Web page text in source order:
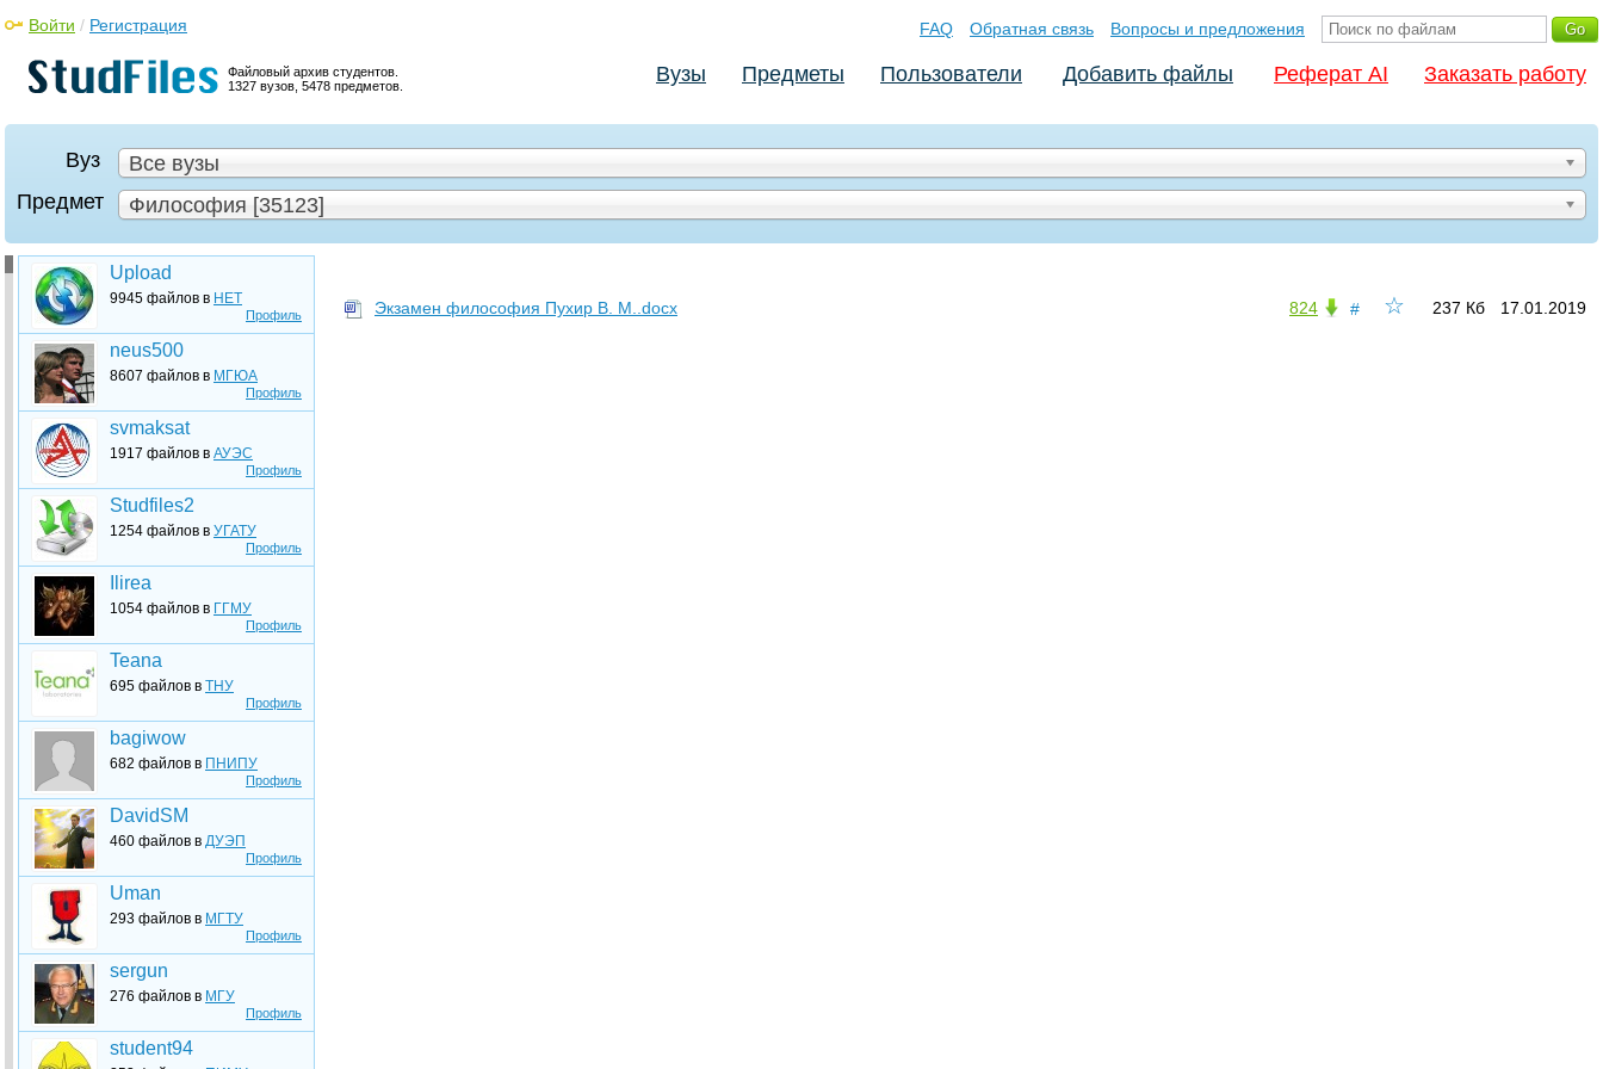
Файловый архив студентов.
1327 вузов, 5478 предметов.
Войти / Регистрация FAQ Обратная связь Вопросы и предложения
Вузы Предметы Пользователи Добавить файлы Реферат AI Заказать работу
Вуз
Все вузы
Предмет
Философия [35123]
Профиль
Upload
9945 файлов в НЕТ
Профиль
neus500
8607 файлов в МГЮА
Профиль
svmaksat
1917 файлов в АУЭС
Профиль
Studfiles2
1254 файлов в УГАТУ
Профиль
Ilirea
1054 файлов в ГГМУ
Профиль
Teana
695 файлов в ТНУ
Профиль
bagiwow
682 файлов в ПНИПУ
Профиль
DavidSM
460 файлов в ДУЭП
Профиль
Uman
293 файлов в МГТУ
Профиль
sergun
276 файлов в МГУ
student94
☆
# 17.01.2019
237 Кб
824
Экзамен философия Пухир В. М..docx